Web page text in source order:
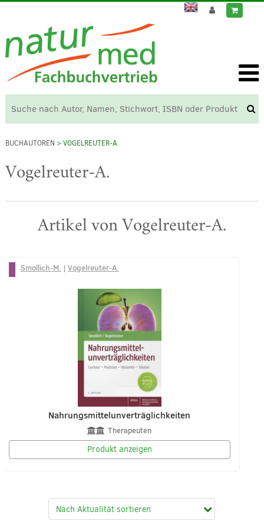
BUCHAUTOREN > VOGELREUTER-A.
Vogelreuter-A.
Artikel von Vogelreuter-A.
Smollich-M. | Vogelreuter-A.
Nahrungsmittelunverträglichkeiten
Therapeuten
Produkt anzeigen